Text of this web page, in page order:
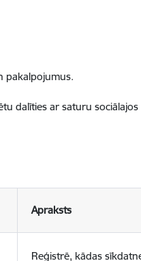
pakalpojumus.
dalīties ar saturu
Apraksts
Reģistrē, kādas